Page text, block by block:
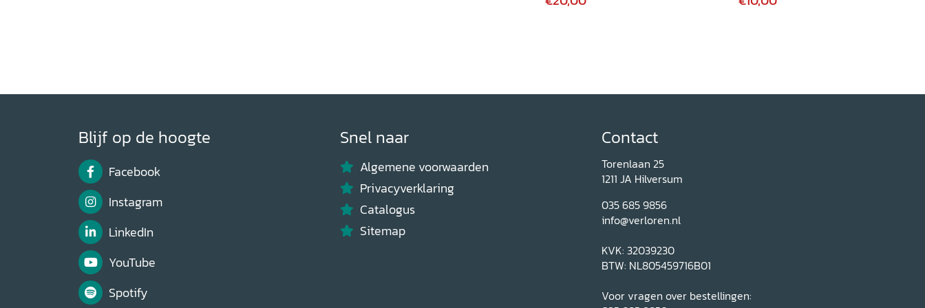
Blijf op de hoogte
Facebook
Instagram
LinkedIn
YouTube
Spotify
Snel naar
Algemene voorwaarden
Privacyverklaring
Catalogus
Sitemap
Contact
Torenlaan 25
1211 JA Hilversum
035 685 9856
info@verloren.nl
KVK: 32039230
BTW: NL805459716B01
Voor vragen over bestellingen: